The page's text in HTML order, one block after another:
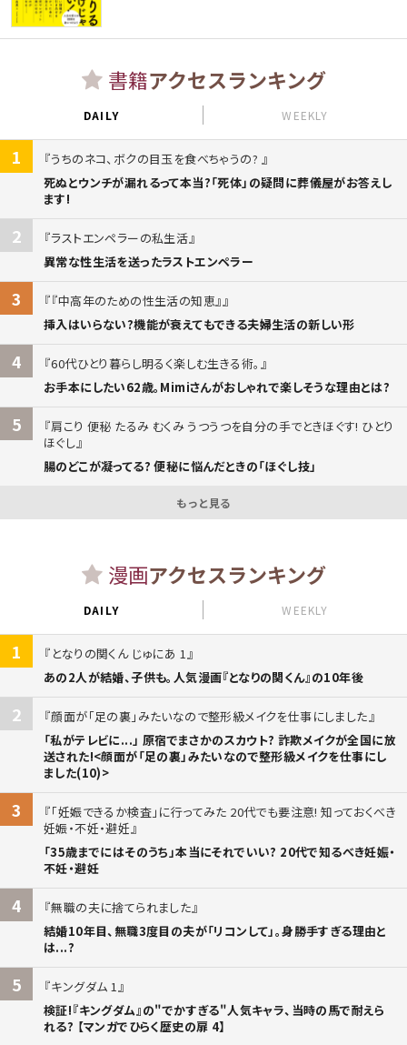
書籍アクセスランキング
DAILY WEEKLY
1
うちのネコ、ボクの目玉を食べちゃうの?
死ぬとウンチが漏れるって本当?「死体」の疑問に葬儀屋がお答えし
ます!
2
ラストエンペラーの私生活
異常な性生活を送ったラストエンペラー
3
『中高年のための性生活の知恵』
挿入はいらない?機能が衰えてもできる夫婦生活の新しい形
4
60代ひとり暮らし明るく楽しむ生きる術。
お手本にしたい62歳。Mimiさんがおしゃれで楽しそうな理由とは?
5
肩こり 便秘 たるみ むくみ うつうつを自分の手でときほぐす! ひとり
ほぐし
腸のどこが凝ってる? 便秘に悩んだときの「ほぐし技」
もっと見る
漫画アクセスランキング
DAILY WEEKLY
1
となりの関くん じゅにあ 1
あの2人が結婚、子供も。人気漫画『となりの関くん』の10年後
2
顔面が「足の裏」みたいなので整形級メイクを仕事にしました
「私がテレビに...」 原宿でまさかのスカウト? 詐欺メイクが全国に放
送された!<顔面が「足の裏」みたいなので整形級メイクを仕事にし
ました(10)>
3
「妊娠できるか検査」に行ってみた 20代でも要注意! 知っておくべき
妊娠・不妊・避妊
「35歳までにはそのうち」本当にそれでいい? 20代で知るべき妊娠・
不妊・避妊
4
無職の夫に捨てられました
結婚10年目、無職3度目の夫が「リコンして」。身勝手すぎる理由と
は...?
5
キングダム 1
検証!『キングダム』の"でかすぎる"人気キャラ、当時の馬で耐えら
れる? 【マンガでひらく歴史の扉 4】